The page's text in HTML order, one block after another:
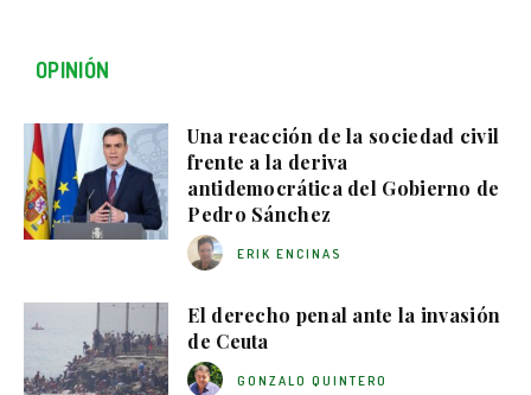
OPINIÓN
Una reacción de la sociedad civil
frente a la deriva
antidemocrática del Gobierno de
Pedro Sánchez
ERIK ENCINAS
El derecho penal ante la invasión
de Ceuta
GONZALO QUINTERO